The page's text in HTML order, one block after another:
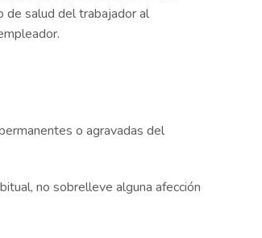
de salud del trabajador al
o agravadas del
no sobrelleve alguna afección